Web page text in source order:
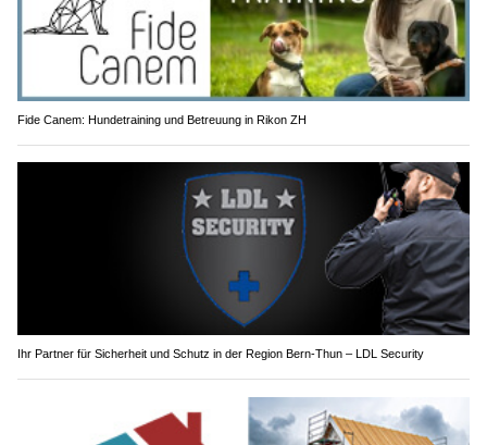
Fide Canem: Hundetraining und Betreuung in Rikon ZH
Ihr Partner für Sicherheit und Schutz in der Region Bern-Thun – LDL Security